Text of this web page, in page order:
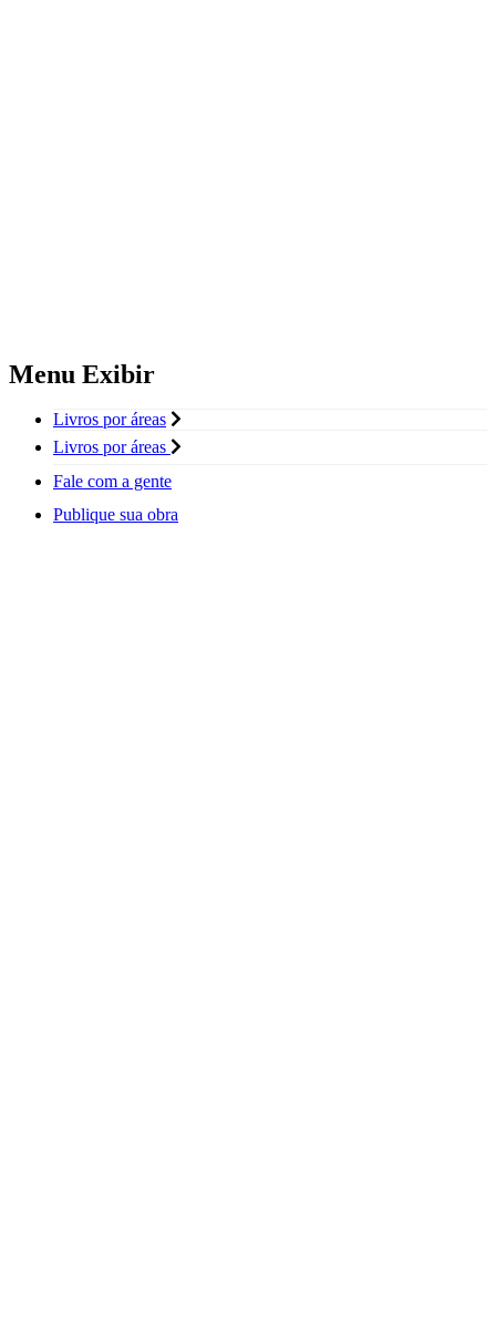
Menu Exibir
Livros por áreas
Livros por áreas
Fale com a gente
Publique sua obra